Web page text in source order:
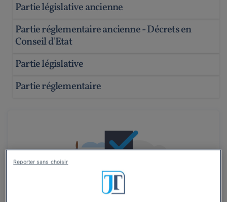
Partie législative ancienne
Partie réglementaire ancienne - Décrets en
Conseil d'Etat
Partie législative
Partie réglementaire
Reporter sans choisir